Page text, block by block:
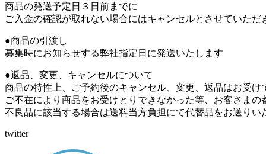
商品の発送予定日３日前までに
ご入金の確認が取れない場合にはキャンセルとさせていただ
●商品の引渡し
募集時にお知らせする弊社指定日に発送いたします
●返品、変更、キャンセルについて
商品の特性上、ご予約後のキャンセル、変更、返品はお受
ご不在により商品をお受けとりできなかった等、お客さま
不良品に該当する場合は送料当方負担にて代替品をお送りい
twitter